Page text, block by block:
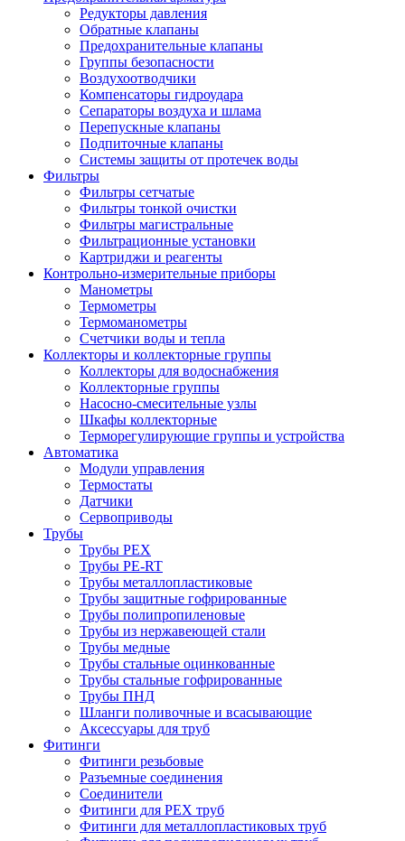
Редукторы давления
Обратные клапаны
Предохранительные клапаны
Группы безопасности
Воздухоотводчики
Компенсаторы гидроудара
Сепараторы воздуха и шлама
Перепускные клапаны
Подпиточные клапаны
Системы защиты от протечек воды
Фильтры
Фильтры сетчатые
Фильтры тонкой очистки
Фильтры магистральные
Фильтрационные установки
Картриджи и реагенты
Контрольно-измерительные приборы
Манометры
Термометры
Термоманометры
Счетчики воды и тепла
Коллекторы и коллекторные группы
Коллекторы для водоснабжения
Коллекторные группы
Насосно-смесительные узлы
Шкафы коллекторные
Терморегулирующие группы и устройства
Автоматика
Модули управления
Термостаты
Датчики
Сервоприводы
Трубы
Трубы PEX
Трубы PE-RT
Трубы металлопластиковые
Трубы защитные гофрированные
Трубы полипропиленовые
Трубы из нержавеющей стали
Трубы медные
Трубы стальные оцинкованные
Трубы стальные гофрированные
Трубы ПНД
Шланги поливочные и всасывающие
Аксессуары для труб
Фитинги
Фитинги резьбовые
Разъемные соединения
Соединители
Фитинги для PEX труб
Фитинги для металлопластиковых труб